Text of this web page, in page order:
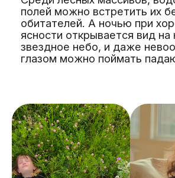
Насыщенная, активная и глубокая
программа, начиная с утренней зарядки и
настройки, заканчивая теплыми,
объединяющими встречами у костра.
ПРОГРАММА
( 02 ) ШКОЛА ДЛЯ
РОДИТЕЛЕЙ
ЧТО ЖДЕТ ВАС
В УСАДЬБЕ
(о каникулах)